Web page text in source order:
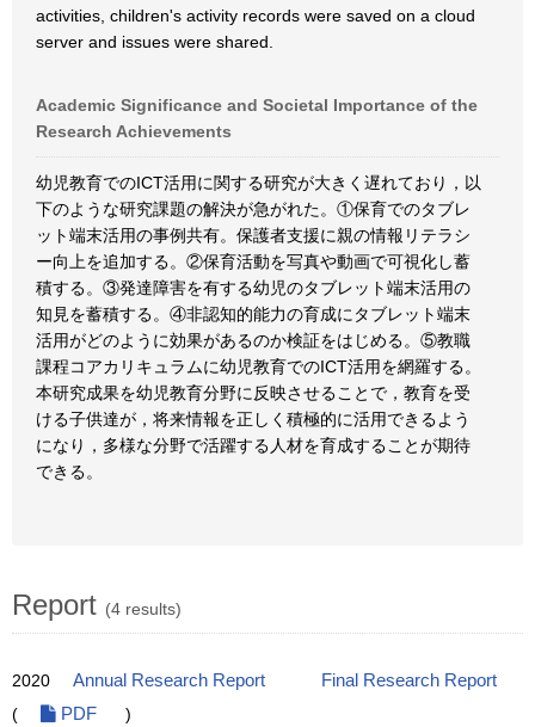
activities, children's activity records were saved on a cloud
server and issues were shared.
Academic Significance and Societal Importance of the
Research Achievements
幼児教育でのICT活用に関する研究が大きく遅れており，以
下のような研究課題の解決が急がれた。①保育でのタブレ
ット端末活用の事例共有。保護者支援に親の情報リテラシ
ー向上を追加する。②保育活動を写真や動画で可視化し蓄
積する。③発達障害を有する幼児のタブレット端末活用の
知見を蓄積する。④非認知的能力の育成にタブレット端末
活用がどのように効果があるのか検証をはじめる。⑤教職
課程コアカリキュラムに幼児教育でのICT活用を網羅する。
本研究成果を幼児教育分野に反映させることで，教育を受
ける子供達が，将来情報を正しく積極的に活用できるよう
になり，多様な分野で活躍する人材を育成することが期待
できる。
Report (4 results)
2020 Annual Research Report
Final Research Report
(
PDF )